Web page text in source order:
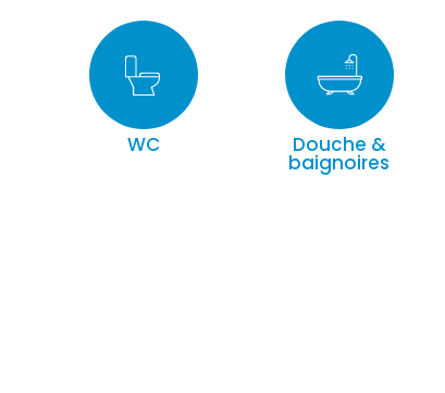
WC Douche &
baignoires